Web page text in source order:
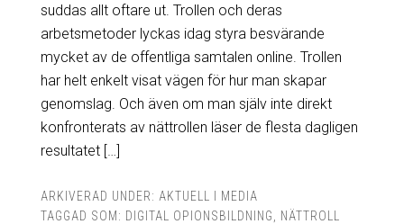
suddas allt oftare ut. Trollen och deras
arbetsmetoder lyckas idag styra besvärande
mycket av de offentliga samtalen online. Trollen
har helt enkelt visat vägen för hur man skapar
genomslag. Och även om man själv inte direkt
konfronterats av nättrollen läser de flesta dagligen
resultatet […]
ARKIVERAD UNDER: AKTUELL I MEDIA
TAGGAD SOM: DIGITAL OPIONSBILDNING NÄTTROLL